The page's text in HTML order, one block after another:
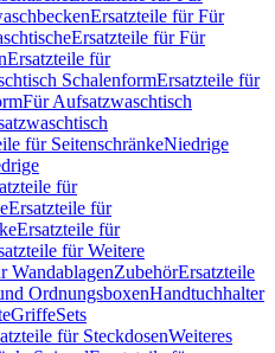
Ersatzteile für Für
Ersatzteile für Für
Ersatzteile für
SchalenformErsatzteile für
Für Aufsatzwaschtisch
für SeitenschränkeNiedrige
für
Ersatzteile für
Ersatzteile für
für Weitere
WandablagenZubehörErsatzteile
OrdnungsboxenHandtuchhalter
GriffeSets
für SteckdosenWeiteres